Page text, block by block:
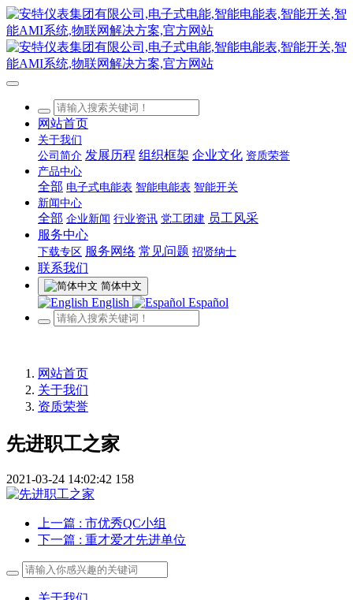
网站首页
关于我们
公司简介 发展历程 组织框架 企业文化 资质荣誉
产品中心
全部 电子式电能表 智能电能表 智能开关
新闻中心
全部 企业新闻 行业资讯 党工团建 员工风采
服务中心
下载专区 服务网络 常见问题 招贤纳士
联系我们
简体中文
English Español
网站首页
关于我们
资质荣誉
先进职工之家
2021-03-24 14:02:42 158
上一篇 : 市优秀QC小组
下一篇 : 重才爱才先进单位